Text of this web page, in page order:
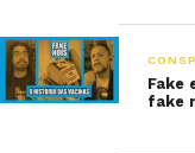
Fake
fake